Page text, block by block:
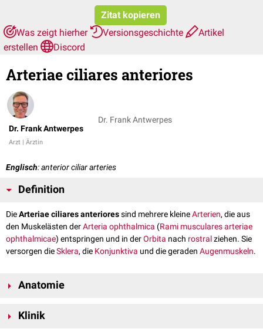
Zitat kopieren
Was zeigt hierher
Versionsgeschichte
Artikel
erstellen
Discord
Arteriae ciliares anteriores
Dr. Frank Antwerpes
Arzt | Ärztin
Dr. Frank Antwerpes
Englisch: anterior ciliar arteries
Definition
DieArteriae ciliares anterioressind mehrere kleineArterien, die aus
den Muskelästen derArteria ophthalmica (Rami musculares arteriae
ophthalmicae) entspringen und in derOrbita nach rostralziehen. Sie
versorgen dieSklera, die Konjunktiva und die geraden Augenmuskeln.
Anatomie
laufen nach rostral zur Ventralfläche des
Klinik